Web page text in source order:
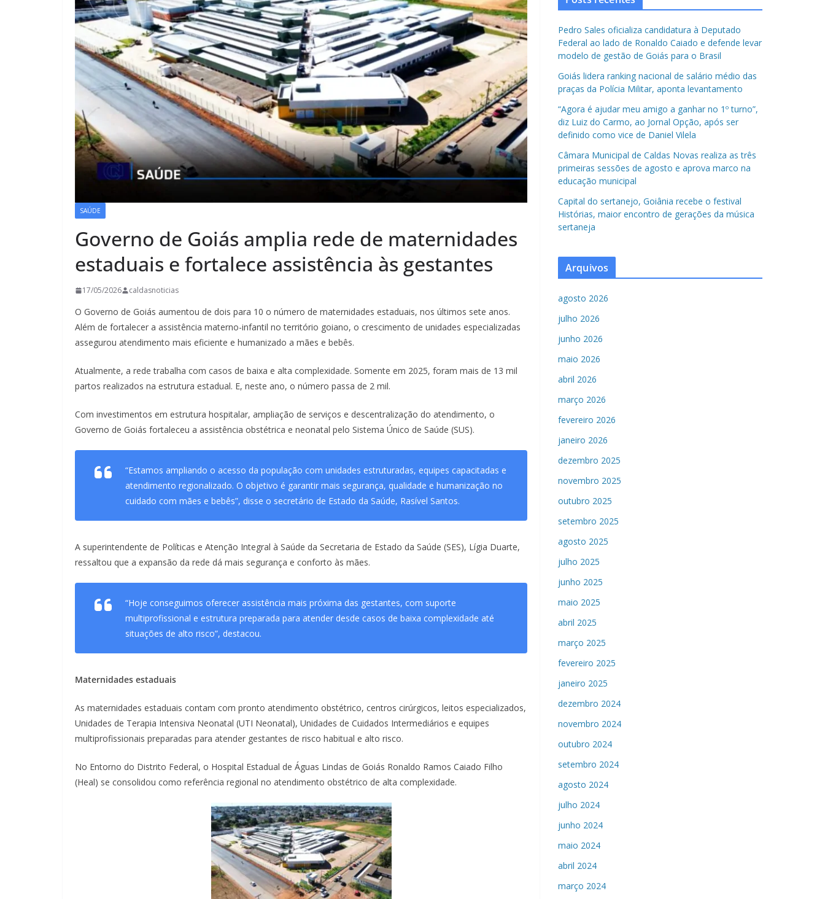
SAÚDE
Governo de Goiás amplia rede de maternidades
estaduais e fortalece assistência às gestantes
17/05/2026 caldasnoticias
O Governo de Goiás aumentou de dois para 10 o número de maternidades estaduais, nos últimos sete anos.
Além de fortalecer a assistência materno-infantil no território goiano, o crescimento de unidades especializadas
assegurou atendimento mais eficiente e humanizado a mães e bebês.
Atualmente, a rede trabalha com casos de baixa e alta complexidade. Somente em 2025, foram mais de 13 mil
partos realizados na estrutura estadual. E, neste ano, o número passa de 2 mil.
Com investimentos em estrutura hospitalar, ampliação de serviços e descentralização do atendimento, o
Governo de Goiás fortaleceu a assistência obstétrica e neonatal pelo Sistema Único de Saúde (SUS).
“Estamos ampliando o acesso da população com unidades estruturadas, equipes capacitadas e
atendimento regionalizado. O objetivo é garantir mais segurança, qualidade e humanização no
cuidado com mães e bebês”, disse o secretário de Estado da Saúde, Rasível Santos.
A superintendente de Políticas e Atenção Integral à Saúde da Secretaria de Estado da Saúde (SES), Lígia Duarte,
ressaltou que a expansão da rede dá mais segurança e conforto às mães.
“Hoje conseguimos oferecer assistência mais próxima das gestantes, com suporte
multiprofissional e estrutura preparada para atender desde casos de baixa complexidade até
situações de alto risco”, destacou.
Maternidades estaduais
As maternidades estaduais contam com pronto atendimento obstétrico, centros cirúrgicos, leitos especializados,
Unidades de Terapia Intensiva Neonatal (UTI Neonatal), Unidades de Cuidados Intermediários e equipes
multiprofissionais preparadas para atender gestantes de risco habitual e alto risco.
No Entorno do Distrito Federal, o Hospital Estadual de Águas Lindas de Goiás Ronaldo Ramos Caiado Filho
(Heal) se consolidou como referência regional no atendimento obstétrico de alta complexidade.
Pedro Sales oficializa candidatura à Deputado
Federal ao lado de Ronaldo Caiado e defende levar
modelo de gestão de Goiás para o Brasil
Goiás lidera ranking nacional de salário médio das
praças da Polícia Militar, aponta levantamento
“Agora é ajudar meu amigo a ganhar no 1º turno”,
diz Luiz do Carmo, ao Jornal Opção, após ser
definido como vice de Daniel Vilela
Câmara Municipal de Caldas Novas realiza as três
primeiras sessões de agosto e aprova marco na
educação municipal
Capital do sertanejo, Goiânia recebe o festival
Histórias, maior encontro de gerações da música
sertaneja
Arquivos
agosto 2026
julho 2026
junho 2026
maio 2026
abril 2026
março 2026
fevereiro 2026
janeiro 2026
dezembro 2025
novembro 2025
outubro 2025
setembro 2025
agosto 2025
julho 2025
junho 2025
maio 2025
abril 2025
março 2025
fevereiro 2025
janeiro 2025
dezembro 2024
novembro 2024
outubro 2024
setembro 2024
agosto 2024
julho 2024
junho 2024
maio 2024
abril 2024
março 2024